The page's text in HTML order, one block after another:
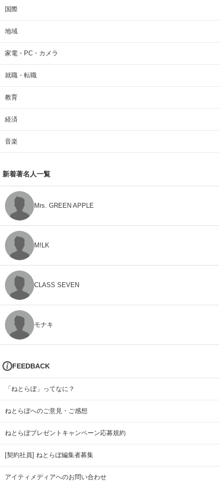
国際
地域
家電・PC・カメラ
就職・転職
教育
経済
音楽
新着著名人一覧
Mrs. GREEN APPLE
M!LK
CLASS SEVEN
モナキ
FEEDBACK
「ねとらぼ」ってなに？
ねとらぼへのご意見・ご感想
ねとらぼプレゼントキャンペーン応募規約
[契約社員] ねとらぼ編集者募集
アイティメディアへのお問い合わせ